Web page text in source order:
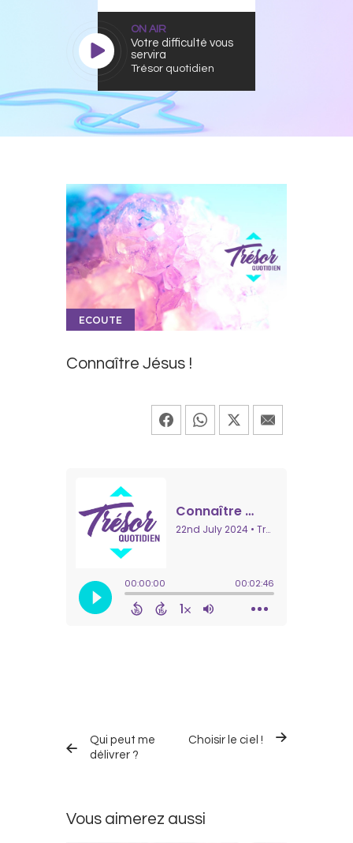
ON AIR
Votre difficulté vous
servira
Trésor quotidien
ECOUTE
Connaître Jésus !
dans
les
QUOTIDIEN
PRÉCÉDENT
Qui peut me
délivrer ?
QUOTIDIEN
Choisir le ciel !
Vous aimerez aussi